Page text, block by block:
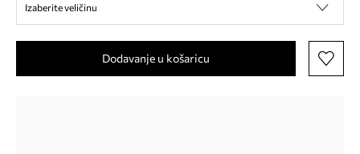
Izaberite veličinu
Dodavanje u košaricu